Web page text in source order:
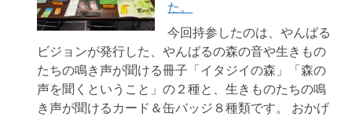
た。
今回持参したのは、やんばる
ビジョンが発行した、やんばるの森の音や生きもの
たちの鳴き声が聞ける冊子「イタジイの森」「森の
声を聞くということ」の２種と、生きものたちの鳴
き声が聞けるカード＆缶バッジ８種類です。 おかげ